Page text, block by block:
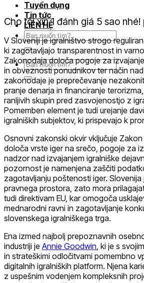
Tuyển dụng
Tin tức
LIÊN HỆ
Tìm
kiếm:
Tìm
kiếm:
Cho tôi xin 1 đánh giá 5 sao nhé!
V Sloveniji je igralništvo strogo
ki zagotavljajo transparentnost in
Zakonodaja določa pogoje za
in obveznosti ponudnikov ter način
zakonodaje je preprečevanje
pranje denarja in financiranje
ranljivih skupin pred zasvojenostjo z
Pomemben element je tudi urejanje
igralniških subjektov, ki prispevajo k
Osnovni zakonski okvir vključuje
določa vrste iger na srečo, pogoje za
nadzor nad izvajanjem igralniške
pozornost je namenjena zaščiti
zagotavljanju poštenosti iger.
pravnega prostora, zato mora
tudi direktivam EU, kar omogoča
mednarodni ravni in zagotavljanje
slovenskega igralniškega trga.
Ena izmed najbolj prepoznavnih
industriji je Annie Goodwin , ki je s
in strateškimi odločitvami pomembno
digitalnih igralniških platform. Njena
z uspešnim vodenjem kompleksnih